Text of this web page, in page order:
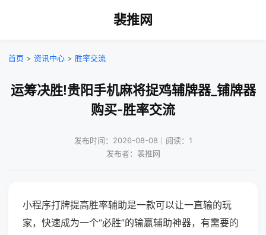
裴推网
首页 > 资讯中心 > 胜率交流
运筹决胜!贵阳手机麻将捉鸡辅牌器_铺牌器
购买-胜率交流
发布时间：2026-08-08｜阅读：1
发布者：裴推网
小程序打牌提高胜率辅助是一款可以让一直输的玩
家，快速成为一个“必胜”的输赢辅助神器，有需要的